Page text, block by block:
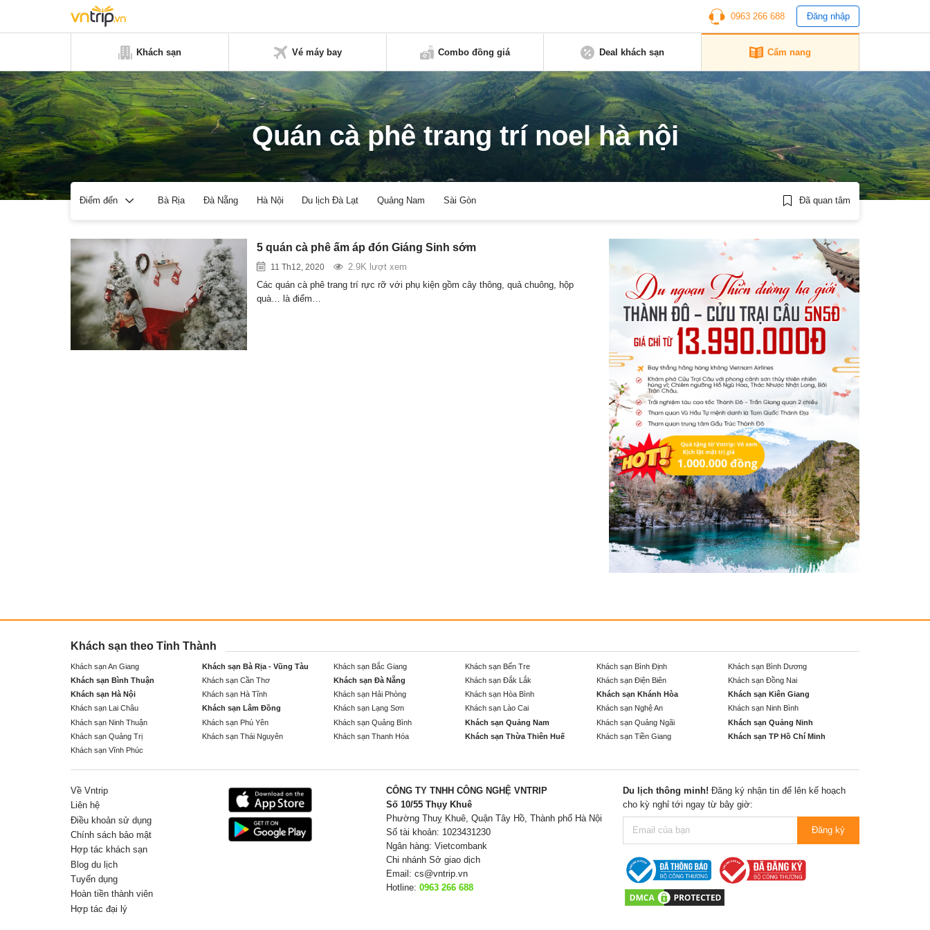
0963 266 688 Đăng nhập
Khách sạn Vé máy bay Combo đồng giá Deal khách sạn Cẩm nang
Quán cà phê trang trí noel hà nội
Điểm đến Bà Rịa Đà Nẵng Hà Nội Du lịch Đà Lạt Quảng Nam Sài Gòn Đã quan tâm
5 quán cà phê ấm áp đón Giáng Sinh sớm
11 Th12, 2020
2.9K lượt xem
Các quán cà phê trang trí rực rỡ với phụ kiện gồm cây thông, quả chuông, hộp
quà… là điểm…
Khách sạn theo Tỉnh Thành
Khách sạn An Giang Khách sạn Bà Rịa - Vũng Tàu Khách sạn Bắc Giang Khách sạn Bến Tre Khách sạn Bình Định
Khách sạn Bình Dương
Khách sạn Bình Thuận
Khách sạn Cần Thơ Khách sạn Đà Nẵng Khách sạn Đắk Lắk Khách sạn Điện Biên
Khách sạn Đồng Nai
Khách sạn Hà Nội
Khách sạn Hà Tĩnh Khách sạn Hải Phòng Khách sạn Hòa Bình Khách sạn Khánh Hòa
Khách sạn Kiên Giang
Khách sạn Lai Châu
Khách sạn Lâm Đồng Khách sạn Lạng Sơn Khách sạn Lào Cai Khách sạn Nghệ An
Khách sạn Ninh Bình
Khách sạn Ninh Thuận
Khách sạn Phú Yên Khách sạn Quảng Bình Khách sạn Quảng Nam Khách sạn Quảng Ngãi
Khách sạn Quảng Ninh
Khách sạn Quảng Trị
Khách sạn Thái Nguyên Khách sạn Thanh Hóa Khách sạn Thừa Thiên Huế Khách sạn Tiền Giang
Khách sạn TP Hồ Chí Minh
Khách sạn Vĩnh Phúc
Về Vntrip
Liên hệ
Điều khoản sử dụng
Chính sách bảo mật
Hợp tác khách sạn
Blog du lịch
Tuyển dụng
Hoàn tiền thành viên
Hợp tác đại lý
CÔNG TY TNHH CÔNG NGHỆ VNTRIP
Số 10/55 Thụy Khuê
Phường Thuỵ Khuê, Quận Tây Hồ, Thành phố Hà Nội
Số tài khoản: 1023431230
Ngân hàng: Vietcombank
Chi nhánh Sở giao dịch
Email: cs@vntrip.vn
Hotline: 0963 266 688
Du lịch thông minh! Đăng ký nhận tin để lên kế hoạch
cho kỳ nghỉ tới ngay từ bây giờ:
Đăng ký